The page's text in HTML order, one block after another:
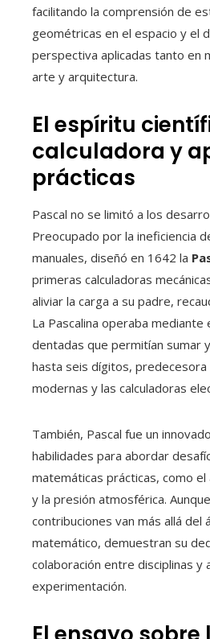
facilitando la comprensión de
geométricas en el espacio y el
perspectiva aplicadas tanto en
arte y arquitectura.
El espíritu
calculadora y
prácticas
Pascal no se limitó a los
Preocupado por la ineficiencia
manuales, diseñó en 1642 la
primeras calculadoras
aliviar la carga a su padre,
La Pascalina operaba
dentadas que permitían sumar
hasta seis dígitos,
modernas y las calculadoras
También, Pascal fue un
habilidades para abordar
matemáticas prácticas, como
y la presión atmosférica.
contribuciones van más allá
matemático, demuestran su
colaboración entre disciplinas y
experimentación.